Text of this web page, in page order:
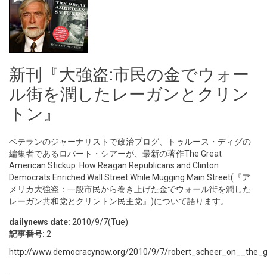
新刊『大強盗:市民の金でウォー
ル街を潤したレーガンとクリン
トン』
ベテランのジャーナリストで政治ブログ、トゥルース・ディグの
編集者であるロバート・シアーが、最新の著作The Great
American Stickup: How Reagan Republicans and Clinton
Democrats Enriched Wall Street While Mugging Main Street(『ア
メリカ大強盗：一般市民から巻き上げた金でウォール街を潤した
レーガン共和党とクリントン民主党』)について語ります。
dailynews date: 2010/9/7(Tue)
記事番号: 2
http://www.democracynow.org/2010/9/7/